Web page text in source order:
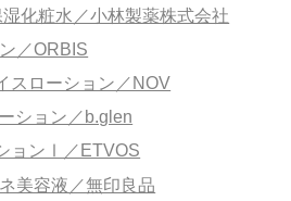
化粧水／小林製薬株式会社
／ORBIS
スローション／NOV
ション／b.glen
ョンⅠ／ETVOS
美容液／無印良品